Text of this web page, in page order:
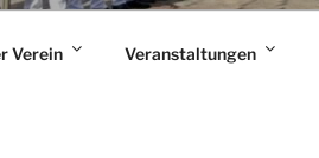
Verein Veranstaltungen